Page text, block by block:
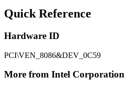
Quick Reference
Hardware ID
PCI\VEN_8086&DEV_0C59
More from Intel Corporation